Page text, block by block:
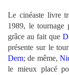
Le cinéaste livre
1989, le tournage
grâce au fait que
présente sur le
Dern; de même,
le mieux placé